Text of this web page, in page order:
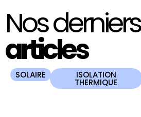
Nos derniers
articles
SOLAIRE ISOLATION
THERMIQUE